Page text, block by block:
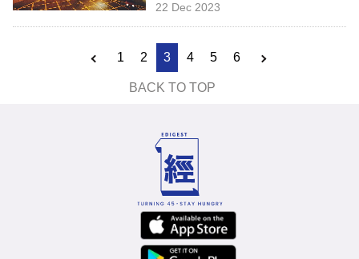
22 Dec 2023
1 2 3 4 5 6
BACK TO TOP